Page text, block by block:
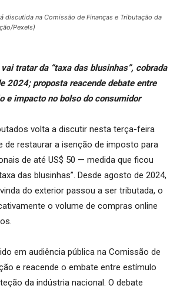
discutida na Comissão de Finanças e Tributação da
Pexels)
tratar da “taxa das blusinhas”, cobrada
2024; proposta reacende debate entre
e impacto no bolso do consumidor
volta a discutir nesta terça-feira
de restaurar a isenção de imposto para
de até US$ 50 — medida que ficou
das blusinhas”. Desde agosto de 2024,
do exterior passou a ser tributada, o
o volume de compras online
em audiência pública na Comissão de
e reacende o embate entre estímulo
da indústria nacional. O debate